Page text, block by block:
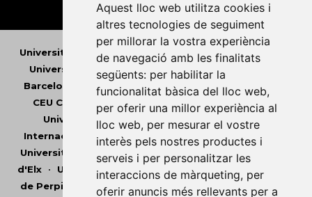
Aquest lloc web utilitza cookies i
altres tecnologies de seguiment
per millorar la vostra experiència
de navegació amb les finalitats
següents: per habilitar la
funcionalitat bàsica del lloc web,
per oferir una millor experiència al
lloc web, per mesurar el vostre
interès pels nostres productes i
serveis i per personalitzar les
interaccions de màrqueting, per
oferir anuncis més rellevants per a
Universitat Abat Oliba CEU • Universitat d'Alacant
Universitat d'Andorra
Universitat Autònoma de
Barcelona
Universitat de Barcelona•
Universitat
CEU Cardenal Herrera
Universitat de Girona
•
Universitat de les Illes Balears
Universitat
Internacional de Catalunya
Universitat Jaume I
Universitat de Lleida•
Universitat Miguel Hernández
d'Elx• Universitat Oberta de Catalunya•
de Perpinyà Via Domitia
Universitat Politècnica de